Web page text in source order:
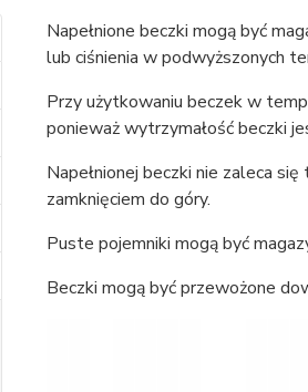
Napełnione beczki mogą być
lub ciśnienia w podwyższonych
Przy użytkowaniu beczek w
ponieważ wytrzymałość beczki
Napełnionej beczki nie zaleca
zamknięciem do góry.
Puste pojemniki mogą być
Beczki mogą być przewożone